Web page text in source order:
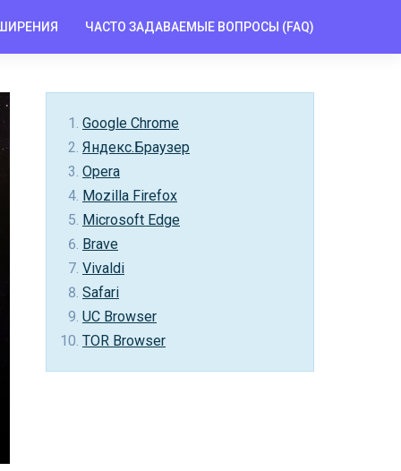
ЧАСТО ЗАДАВАЕМЫЕ ВОПРОСЫ (FAQ)
Google Chrome
Яндекс.Браузер
Opera
Mozilla Firefox
Microsoft Edge
Brave
Vivaldi
Safari
UC Browser
TOR Browser